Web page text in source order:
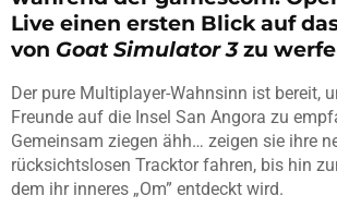
Live einen ersten Blick auf
von Goat Simulator 3zu
Der pure Multiplayer-Wahnsinn ist bereit,
Freunde auf die Insel San Angora zu
Gemeinsam ziegen ähh… zeigen sie ihre
rücksichtslosen Tracktor fahren, bis hin
dem ihr inneres „Om” entdeckt wird.